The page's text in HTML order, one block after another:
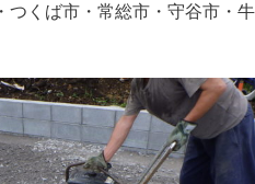
つくば市・常総市・守谷市・